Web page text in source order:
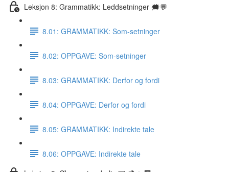
Leksjon 8: Grammatikk: Leddsetninger 🗯💬
8.01: GRAMMATIKK: Som-setninger
8.02: OPPGAVE: Som-setninger
8.03: GRAMMATIKK: Derfor og fordi
8.04: OPPGAVE: Derfor og fordi
8.05: GRAMMATIKK: Indirekte tale
8.06: OPPGAVE: Indirekte tale